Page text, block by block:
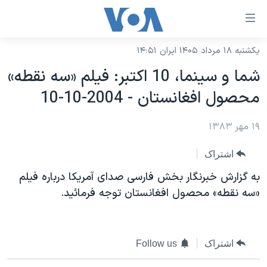
لینکهای
دسترسی
جهش
محتوای
اصلی
جهش
صفحه
اصلی
جهش
نسخه سبک وب‌سایت
موضوع ها
ایران
آمریکا
جهان
ورزشی
ویدیوها
برنامه های تلویزیونی
جدول برنامه ها
صفحه‌های ویژه
جام جهانی ۲۰۲۶
بایگانی برنامه‌های تلویزیونی
فرکانس‌های صدای آمریکا
یادگیری زبان انگلیسی
یکشنبه ۱۸ مرداد ۱۴۰۵ ایران ۱۴:۵۱
شما و سينما، 10 اکتبر: فيلم «سه نقطه»
محصول افغانستان - 2004-10-10
۱۹ مهر ۱۳۸۳
اشتراک
به گزارش خبرنگار بخش فارسی صدای آمريکا درباره فيلم
«سه نقطه» محصول افغانستان توجه فرمائيد.
اشتراک Follow us